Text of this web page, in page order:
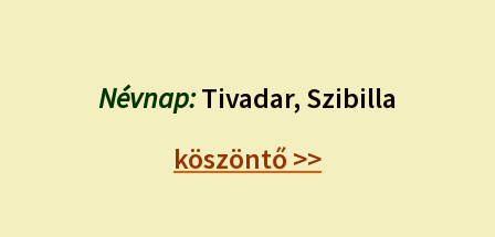
Névnap:Tivadar, Szibilla
köszöntő >>